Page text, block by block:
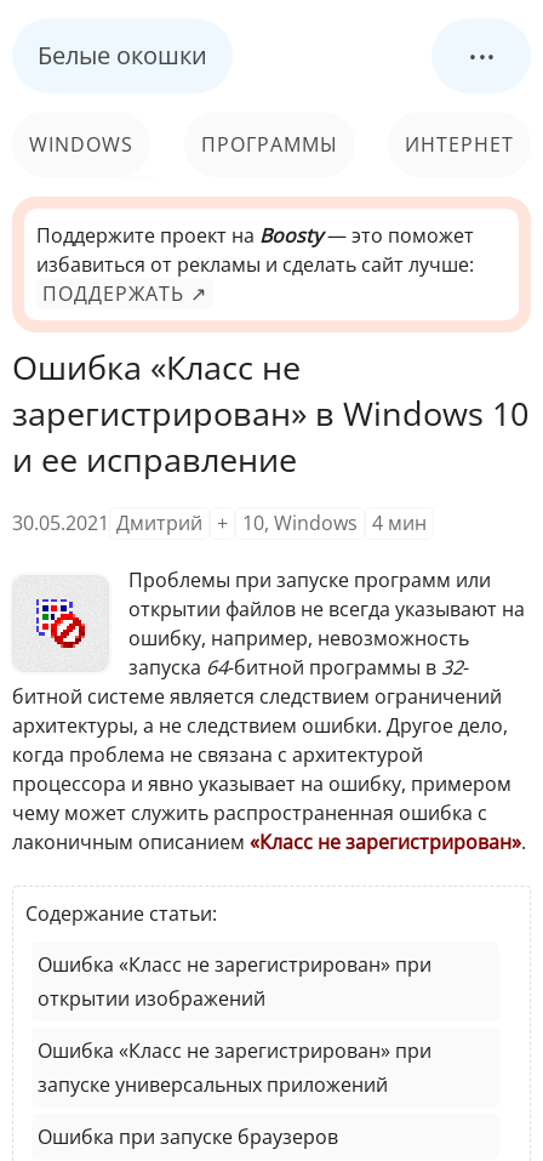
Белые окошки ...
WINDOWS ПРОГРАММЫ ИНТЕРНЕТ
КОМПЬЮТЕР
СИСТЕМА
Поддержите проект на Boosty— это поможет
избавиться от рекламы и сделать сайт лучше:
ПОДДЕРЖАТЬ ↗
Ошибка «Класс не
зарегистрирован» в Windows 10
и ее исправление
30.05.2021 Дмитрий + 10, Windows 4 мин
Проблемы при запуске программ или
открытии файлов не всегда указывают на
ошибку, например, невозможность
запуска 64-битной программы в 32-
битной системе является следствием ограничений
архитектуры, а не следствием ошибки. Другое дело,
когда проблема не связана с архитектурой
процессора и явно указывает на ошибку, примером
чему может служить распространенная ошибка с
лаконичным описанием «Класс не зарегистрирован».
Содержание статьи:
Ошибка «Класс не зарегистрирован» при
открытии изображений
Ошибка «Класс не зарегистрирован» при
запуске универсальных приложений
Ошибка при запуске браузеров